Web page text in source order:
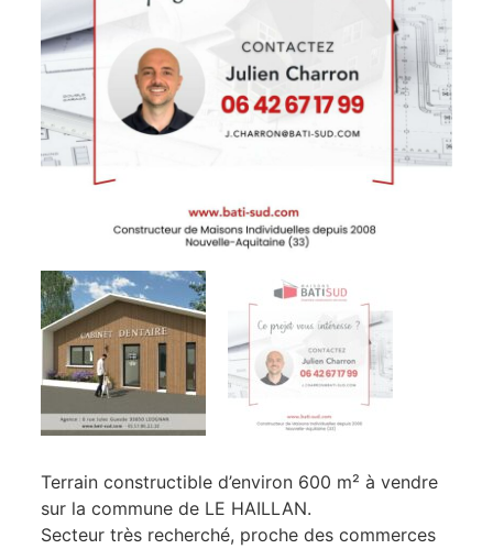
Terrain constructible d’environ 600 m² à vendre
sur la commune de LE HAILLAN.
Secteur très recherché, proche des commerces